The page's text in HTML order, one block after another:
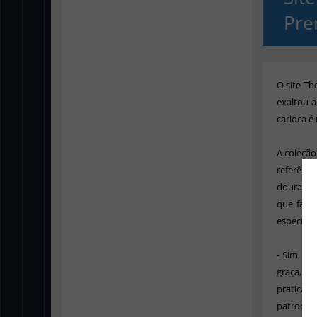
O site
exaltou
carioca
A
que faz
especial
- Sim,
graça,